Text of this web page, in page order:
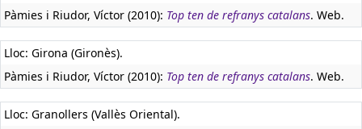
Pàmies i Riudor, Víctor (2010): Top ten de refranys catalans. Web.
Lloc: Girona (Gironès).
Pàmies i Riudor, Víctor (2010): Top ten de refranys catalans. Web.
Lloc: Granollers (Vallès Oriental).